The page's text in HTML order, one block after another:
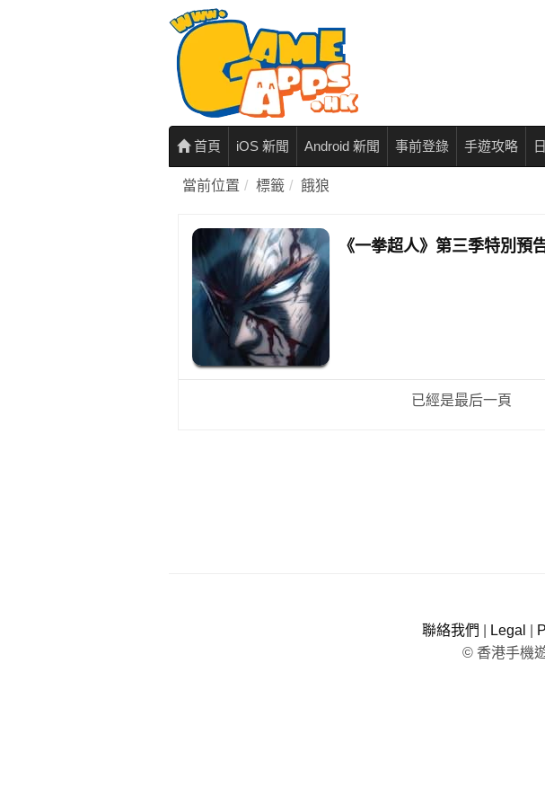
首頁 iOS 新聞 Android 新聞 事前登錄 手遊攻略
當前位置 標籤 餓狼
《一拳超人》第三季特別預
已經是最后一頁
聯絡我們 Legal
© 香港手機